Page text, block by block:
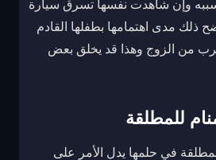
وإن شاهدت نفسها تسرق سيارة
ذلك مدى اهتمامها بطفلها القادم
من الزوج وهذا قد يخلق بعض
للمطلقة
في حلمها يدل الأمر على